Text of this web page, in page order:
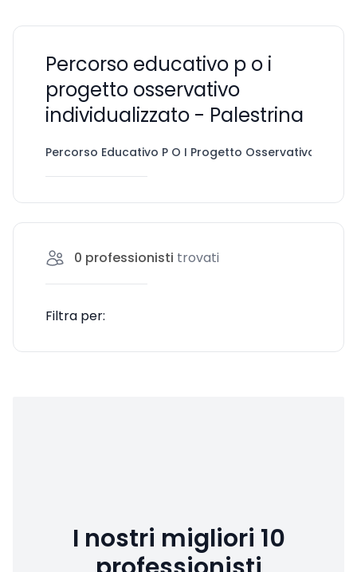
Percorso educativo p o i
progetto osservativo
individualizzato - Palestrina
Percorso Educativo P O I Progetto Osservativo
0 professionisti trovati
Filtra per:
I nostri migliori 10